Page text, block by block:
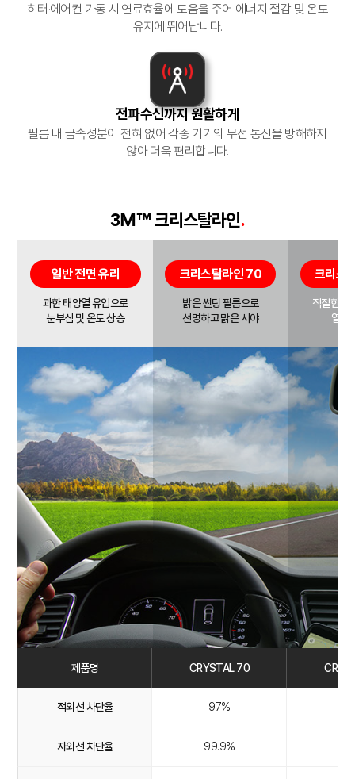
히터·에어컨 가동 시 연료효율에 도움을 주어 에너지 절감 및 온도
유지에 뛰어납니다.
전파수신까지 원활하게
필름 내 금속성분이 전혀 없어 각종 기기의 무선 통신을 방해하지
않아 더욱 편리합니다.
3M™ 크리스탈라인.
일반 전면 유리
과한 태양열 유입으로
눈부심 및 온도 상승
크리스탈라인 70
밝은 썬팅 필름으로
선명하고 맑은 시야
크리스
적절한 선
열 차
제품명 CRYSTAL 70
적외선 차단율 97%
자외선 차단율 99.9%